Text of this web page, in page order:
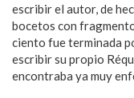
escribir el autor, de
bocetos con
ciento fue terminada
escribir su propio
encontraba ya muy